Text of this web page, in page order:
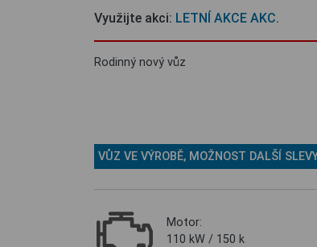
Využijte akci: LETNÍ AKCE AKC.
Rodinný nový vůz
VŮZ VE VÝROBĚ, MOŽNOST DALŠÍ
Motor:
110 kW / 150 k